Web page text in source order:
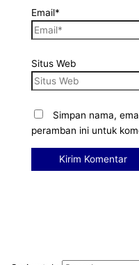
Email*
Situs Web
Simpan nama,
peramban ini untuk